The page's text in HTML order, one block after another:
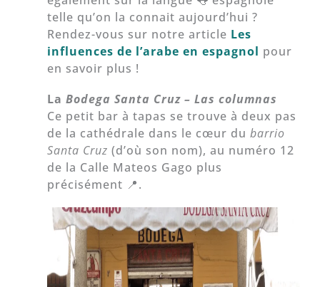
telle qu’on la connait aujourd’hui ?
Rendez-vous sur notre article Les
influences de l’arabe en espagnol pour
en savoir plus !
LaBodega Santa Cruz – Las columnas
Ce petit bar à tapas se trouve à deux pas
de la cathédrale dans le cœur du barrio
Santa Cruz (d’où son nom), au numéro 12
de la Calle Mateos Gago plus
précisément 📍.